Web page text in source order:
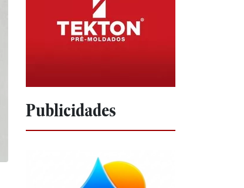
Publicidades